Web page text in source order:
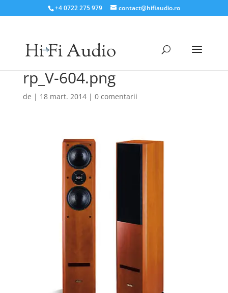
+4 0722 275 979 contact@hifiaudio.ro
rp_V-604.png
de | 18 mart. 2014| 0 comentarii